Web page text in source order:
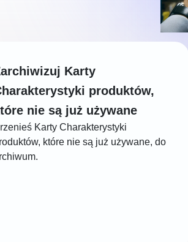
Karty
produktów,
nie są już używane
Karty Charakterystyki
które nie są już używane, do